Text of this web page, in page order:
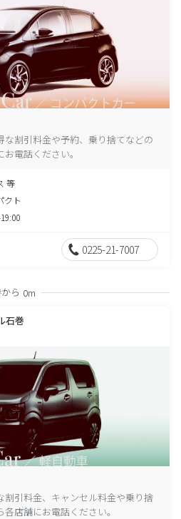
な割引料金や予約、乗り捨てなどの
電話ください。
等
クト
0225-21-7007
ら 0m
石巻
引料金、キャンセル料金や乗り捨
店舗にお電話ください。